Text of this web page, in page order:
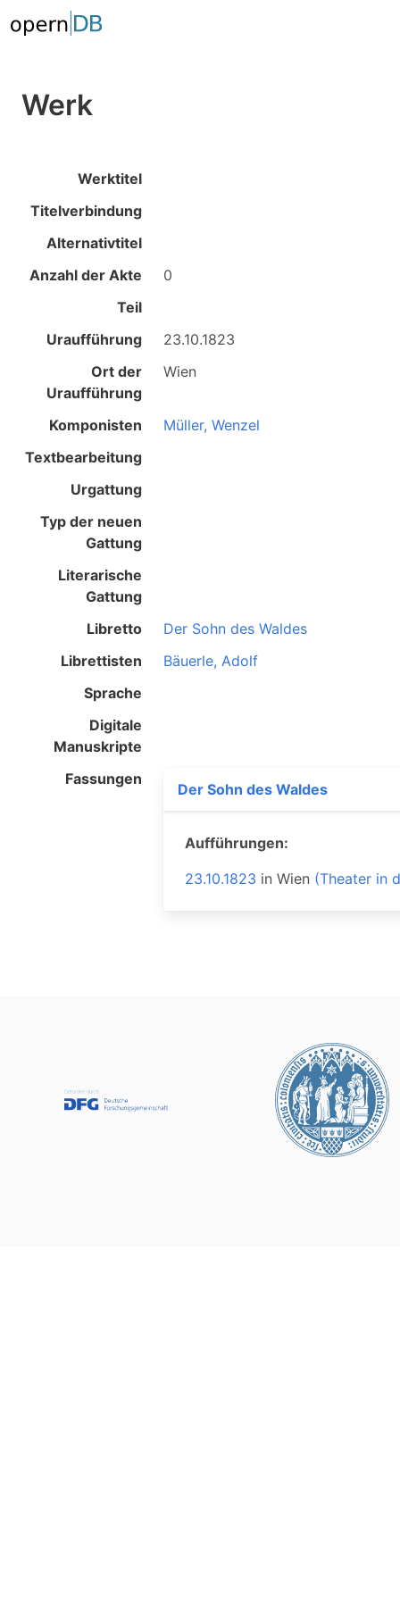
Werk
Werktitel
Titelverbindung
Alternativtitel
Anzahl der Akte
0
Teil
Uraufführung
23.10.1823
Ort der
Uraufführung
Wien
Komponisten
Müller, Wenzel
Textbearbeitung
Urgattung
Typ der neuen
Gattung
Literarische
Gattung
Libretto
Der Sohn des Waldes
Librettisten
Bäuerle, Adolf
Sprache
Digitale
Manuskripte
Fassungen
Der Sohn des Waldes
Aufführungen:
23.10.1823 inWien (Theater in